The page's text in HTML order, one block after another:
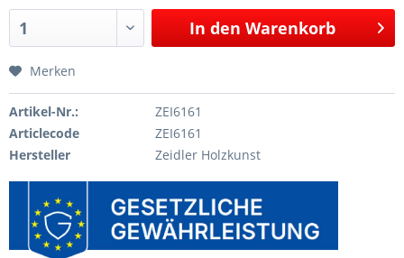
In den Warenkorb
Merken
Artikel-Nr.:
ZEI6161
Articlecode
ZEI6161
Hersteller
Zeidler Holzkunst